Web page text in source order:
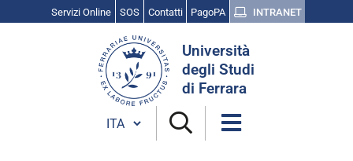
Servizi Online SOS Contatti PagoPA INTRANET
Università
degli Studi
di Ferrara
Cambia lingua